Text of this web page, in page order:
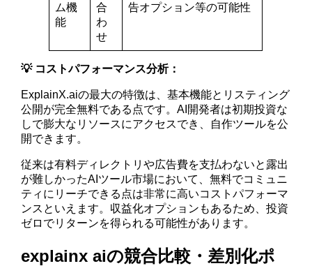
ム機
能
合
わ
せ
告オプション等の可能性
💡 コストパフォーマンス分析：
ExplainX.aiの最大の特徴は、基本機能とリスティング
公開が完全無料である点です。AI開発者は初期投資な
しで膨大なリソースにアクセスでき、自作ツールを公
開できます。
従来は有料ディレクトリや広告費を支払わないと露出
が難しかったAIツール市場において、無料でコミュニ
ティにリーチできる点は非常に高いコストパフォーマ
ンスといえます。収益化オプションもあるため、投資
ゼロでリターンを得られる可能性があります。
explainx aiの競合比較・差別化ポ